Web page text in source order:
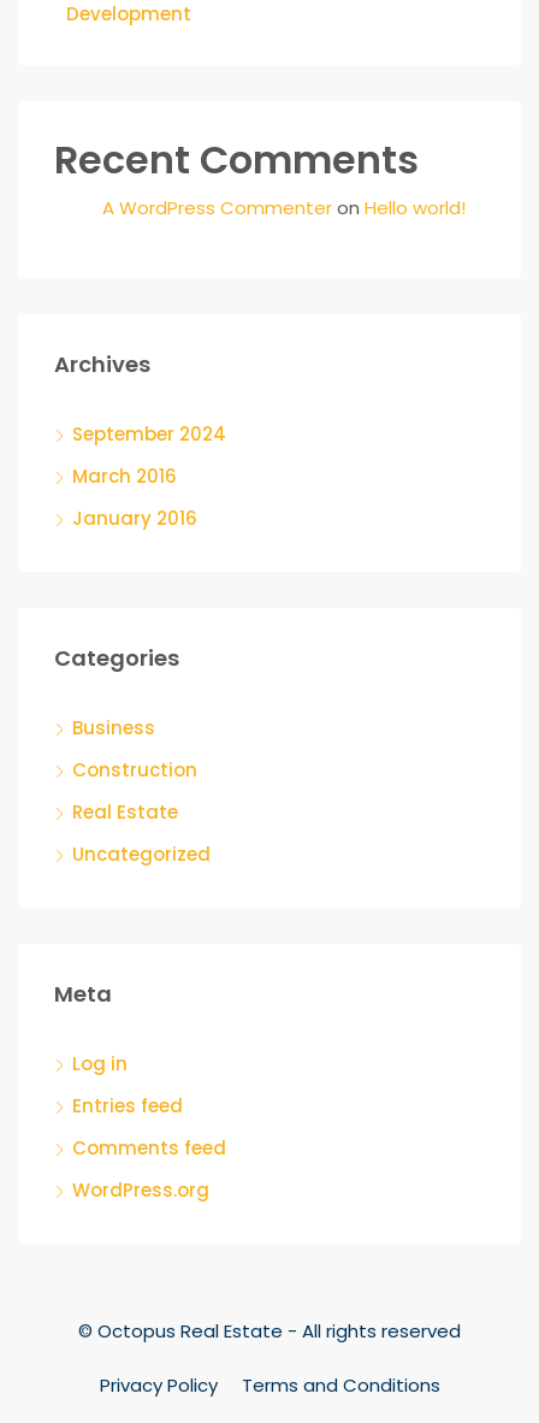
Development
Recent Comments
A WordPress Commenteron Hello world!
Archives
September 2024
March 2016
January 2016
Categories
Business
Construction
Real Estate
Uncategorized
Meta
Log in
Entries feed
Comments feed
WordPress.org
© Octopus Real Estate - All rights reserved
Privacy Policy Terms and Conditions